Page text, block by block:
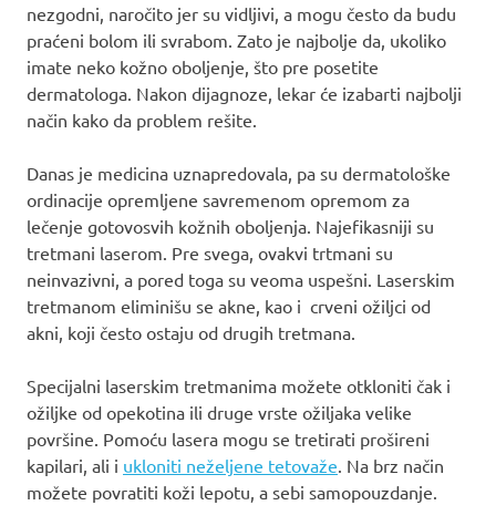
nezgodni, naročito jer su vidljivi, a mogu često da budu
praćeni bolom ili svrabom. Zato je najbolje da, ukoliko
imate neko kožno oboljenje, što pre posetite
dermatologa. Nakon dijagnoze, lekar će izabarti najbolji
način kako da problem rešite.
Danas je medicina uznapredovala, pa su dermatološke
ordinacije opremljene savremenom opremom za
lečenje gotovosvih kožnih oboljenja. Najefikasniji su
tretmani laserom. Pre svega, ovakvi trtmani su
neinvazivni, a pored toga su veoma uspešni. Laserskim
tretmanom eliminišu se akne, kao i crveni ožiljci od
akni, koji često ostaju od drugih tretmana.
Specijalni laserskim tretmanima možete otkloniti čak i
ožiljke od opekotina ili druge vrste ožiljaka velike
površine. Pomoću lasera mogu se tretirati prošireni
kapilari, ali i ukloniti neželjene tetovaže . Na brz način
možete povratiti koži lepotu, a sebi samopouzdanje.